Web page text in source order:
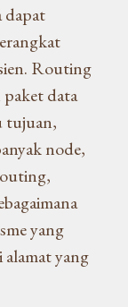
dapat
Routing
data
tujuan,
node,
yang
yang